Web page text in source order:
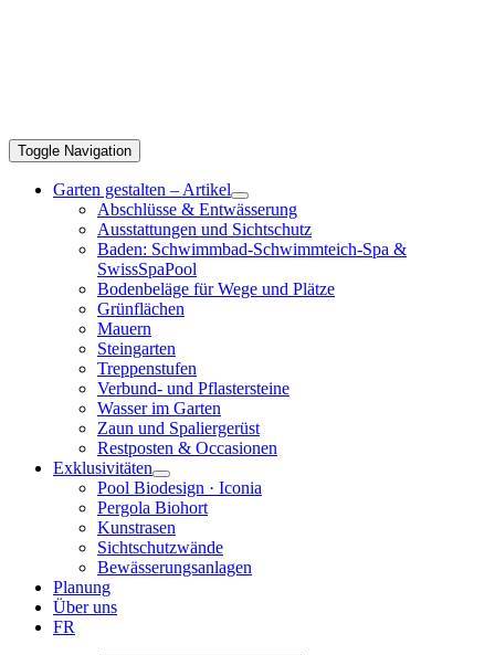
Toggle Navigation
Garten gestalten – Artikel
Abschlüsse & Entwässerung
Ausstattungen und Sichtschutz
Baden: Schwimmbad-Schwimmteich-Spa &
SwissSpaPool
Bodenbeläge für Wege und Plätze
Grünflächen
Mauern
Steingarten
Treppenstufen
Verbund- und Pflastersteine
Wasser im Garten
Zaun und Spaliergerüst
Restposten & Occasionen
Exklusivitäten
Pool Biodesign · Iconia
Pergola Biohort
Kunstrasen
Sichtschutzwände
Bewässerungsanlagen
Planung
Über uns
FR